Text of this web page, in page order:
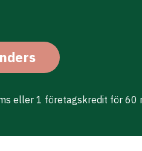
eller 1 företagskredit för 60